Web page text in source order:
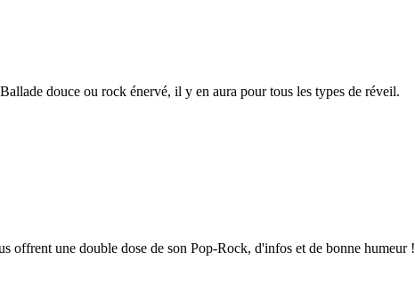
douce ou rock énervé, il y en aura pour tous les types de réveil.
offrent une double dose de son Pop-Rock, d'infos et de bonne humeur !